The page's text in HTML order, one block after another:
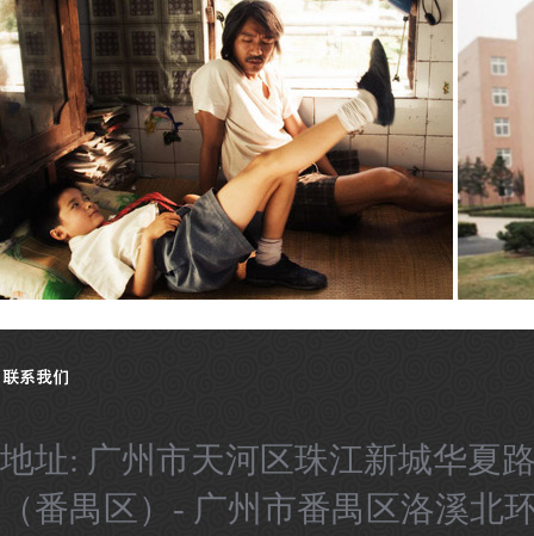
地址: 广州市天河区珠江新城华
（番禺区）- 广州市番禺区洛溪